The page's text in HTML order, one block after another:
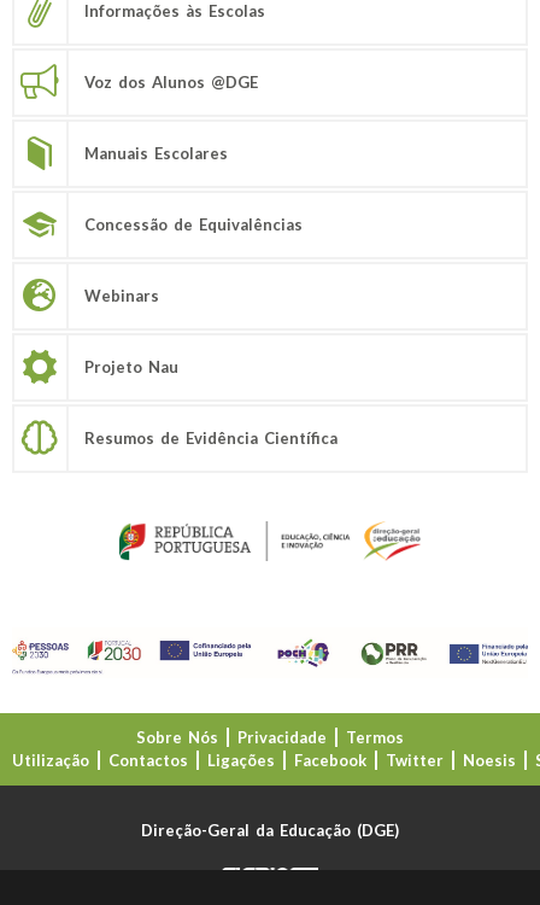
Informações às Escolas
Voz dos Alunos @DGE
Manuais Escolares
Concessão de Equivalências
Webinars
Projeto Nau
Resumos de Evidência Científica
Sobre Nós Privacidade
Termos
Utilização
Contactos Ligações Facebook Twitter Noesis
Direção-Geral da Educação (DGE)